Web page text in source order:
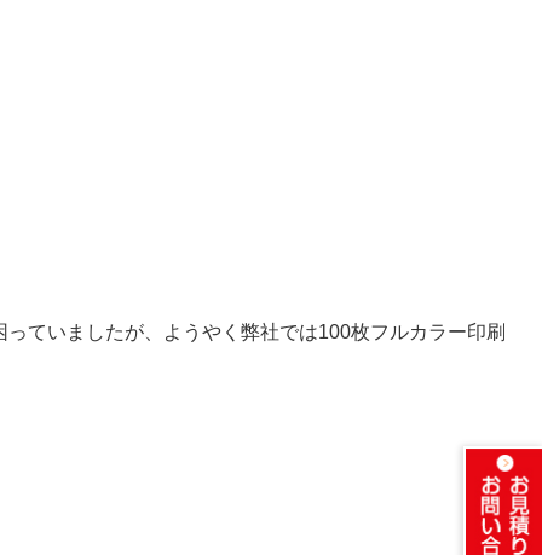
ていましたが、ようやく弊社では100枚フルカラー印刷